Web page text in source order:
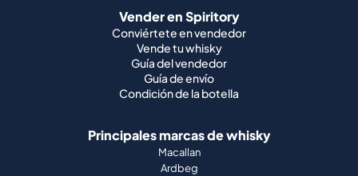
Vender en Spiritory
Conviértete en vendedor
Vende tu whisky
Guía del vendedor
Guía de envío
Condición de la botella
Principales marcas de whisky
Macallan
Ardbeg